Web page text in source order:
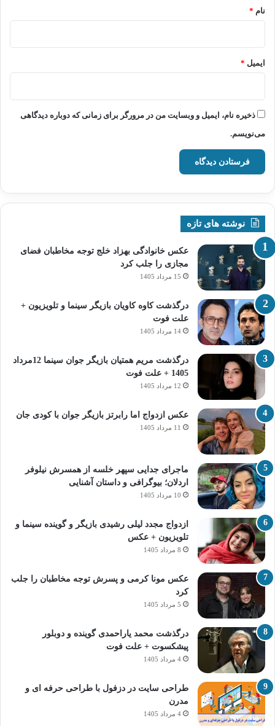
نام *
ایمیل *
ذخیره نام، ایمیل و وبسایت من در مرورگر برای زمانی که دوباره دیدگاهی
می‌نویسم.
نوشته های تازه
عکس خانوادگی بهزاد خلج توجه مخاطبان فضای
مجازی را جلب کرد
15 مرداد 1405
درگذشت کاوه کاویان بازیگر سینما و تلویزیون +
علت فوت
14 مرداد 1405
درگذشت مریم همتیان بازیگر جوان سینما 12مرداد
1405 + علت فوت
12 مرداد 1405
عکس ازدواج اما رابرتز بازیگر جوان با کودی جان
11 مرداد 1405
ماجرای جدایی سپهر خلسه از همسرش نیلوفر
اردلان؛ بیوگرافی و داستان آشنایی
10 مرداد 1405
ازدواج مجدد لیلی رشیدی بازیگر و گوینده سینما و
تلویزیون + عکس
8 مرداد 1405
عکس مونا کرمی و پسرش توجه مخاطبان را جلب
کرد
5 مرداد 1405
درگذشت محمد یاراحمدی گوینده و دوبلور
پیشکسوت + علت فوت
4 مرداد 1405
طراحی سایت در دزفول با طراحی حرفه‌ ای و
مدرن
4 مرداد 1405